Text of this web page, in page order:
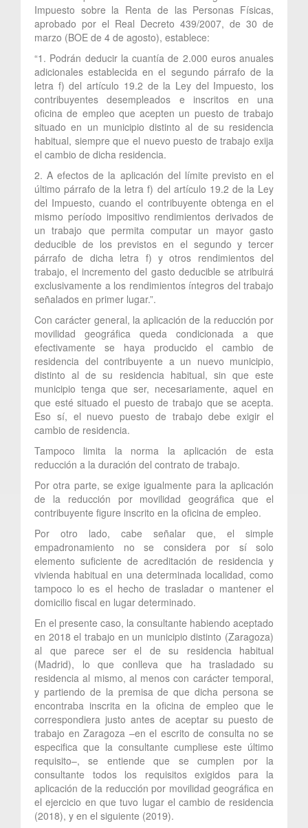
Impuesto sobre la Renta de las Personas Físicas,
aprobado por el Real Decreto 439/2007, de 30 de
marzo (BOE de 4 de agosto), establece:
“1. Podrán deducir la cuantía de 2.000 euros anuales
adicionales establecida en el segundo párrafo de la
letra f) del artículo 19.2 de la Ley del Impuesto, los
contribuyentes desempleados e inscritos en una
oficina de empleo que acepten un puesto de trabajo
situado en un municipio distinto al de su residencia
habitual, siempre que el nuevo puesto de trabajo exija
el cambio de dicha residencia.
2. A efectos de la aplicación del límite previsto en el
último párrafo de la letra f) del artículo 19.2 de la Ley
del Impuesto, cuando el contribuyente obtenga en el
mismo período impositivo rendimientos derivados de
un trabajo que permita computar un mayor gasto
deducible de los previstos en el segundo y tercer
párrafo de dicha letra f) y otros rendimientos del
trabajo, el incremento del gasto deducible se atribuirá
exclusivamente a los rendimientos íntegros del trabajo
señalados en primer lugar.”.
Con carácter general, la aplicación de la reducción por
movilidad geográfica queda condicionada a que
efectivamente se haya producido el cambio de
residencia del contribuyente a un nuevo municipio,
distinto al de su residencia habitual, sin que este
municipio tenga que ser, necesariamente, aquel en
que esté situado el puesto de trabajo que se acepta.
Eso sí, el nuevo puesto de trabajo debe exigir el
cambio de residencia.
Tampoco limita la norma la aplicación de esta
reducción a la duración del contrato de trabajo.
Por otra parte, se exige igualmente para la aplicación
de la reducción por movilidad geográfica que el
contribuyente figure inscrito en la oficina de empleo.
Por otro lado, cabe señalar que, el simple
empadronamiento no se considera por sí solo
elemento suficiente de acreditación de residencia y
vivienda habitual en una determinada localidad, como
tampoco lo es el hecho de trasladar o mantener el
domicilio fiscal en lugar determinado.
En el presente caso, la consultante habiendo aceptado
en 2018 el trabajo en un municipio distinto (Zaragoza)
al que parece ser el de su residencia habitual
(Madrid), lo que conlleva que ha trasladado su
residencia al mismo, al menos con carácter temporal,
y partiendo de la premisa de que dicha persona se
encontraba inscrita en la oficina de empleo que le
correspondiera justo antes de aceptar su puesto de
trabajo en Zaragoza –en el escrito de consulta no se
especifica que la consultante cumpliese este último
requisito–, se entiende que se cumplen por la
consultante todos los requisitos exigidos para la
aplicación de la reducción por movilidad geográfica en
el ejercicio en que tuvo lugar el cambio de residencia
(2018), y en el siguiente (2019).